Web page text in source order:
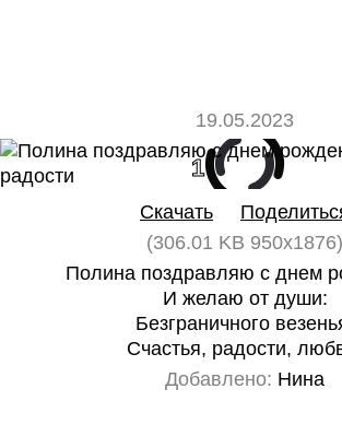
19.05.2023
1
Скачать
(306.01 KB 950x1876)
Полина поздравляю с днем
И желаю от души:
Безграничного
Счастья, радости,
Добавлено: Нина